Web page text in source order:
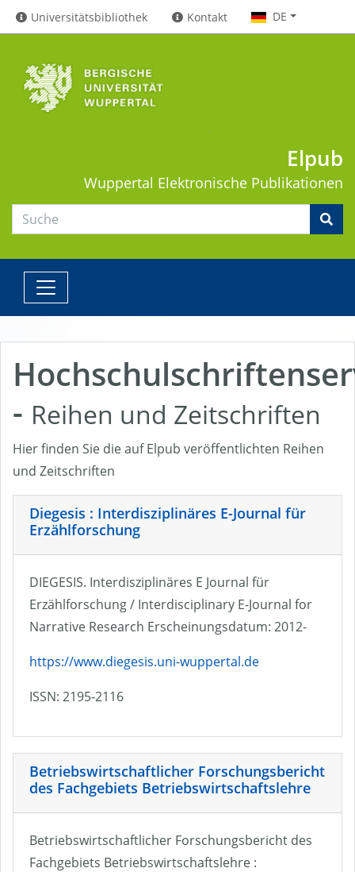
Universitätsbibliothek Kontakt DE
Elpub
Wuppertal Elektronische Publikationen
- Reihen und Zeitschriften
Hier finden Sie die auf Elpub veröffentlichten Reihen
und Zeitschriften
Diegesis : Interdisziplinäres E-Journal für
Erzählforschung
DIEGESIS. Interdisziplinäres E Journal für
Erzählforschung / Interdisciplinary E-Journal for
Narrative Research Erscheinungsdatum: 2012-
https://www.diegesis.uni-wuppertal.de
ISSN: 2195-2116
Betriebswirtschaftlicher Forschungsbericht
des Fachgebiets Betriebswirtschaftslehre
Betriebswirtschaftlicher Forschungsbericht des
Fachgebiets Betriebswirtschaftslehre :